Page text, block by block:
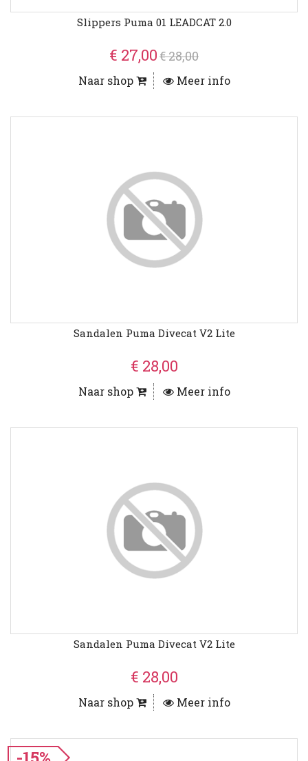
Slippers Puma 01 LEADCAT 2.0
€ 27,00€ 28,00
Naar shop Meer info
Sandalen Puma Divecat V2 Lite
€ 28,00
Naar shop Meer info
Sandalen Puma Divecat V2 Lite
€ 28,00
Naar shop Meer info